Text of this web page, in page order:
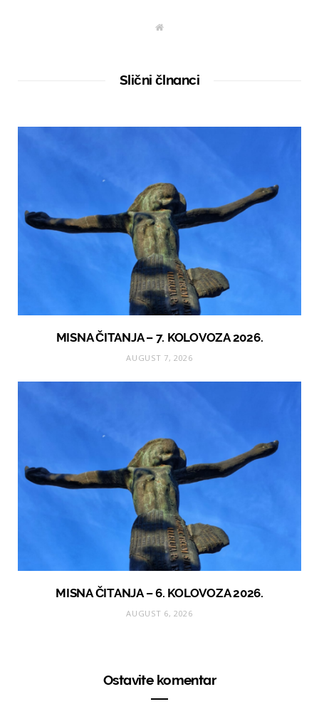
W
t
Slični člnanci
MISNA ČITANJA – 7. KOLOVOZA 2026.
AUGUST 7, 2026
MISNA ČITANJA – 6. KOLOVOZA 2026.
AUGUST 6, 2026
Ostavite komentar